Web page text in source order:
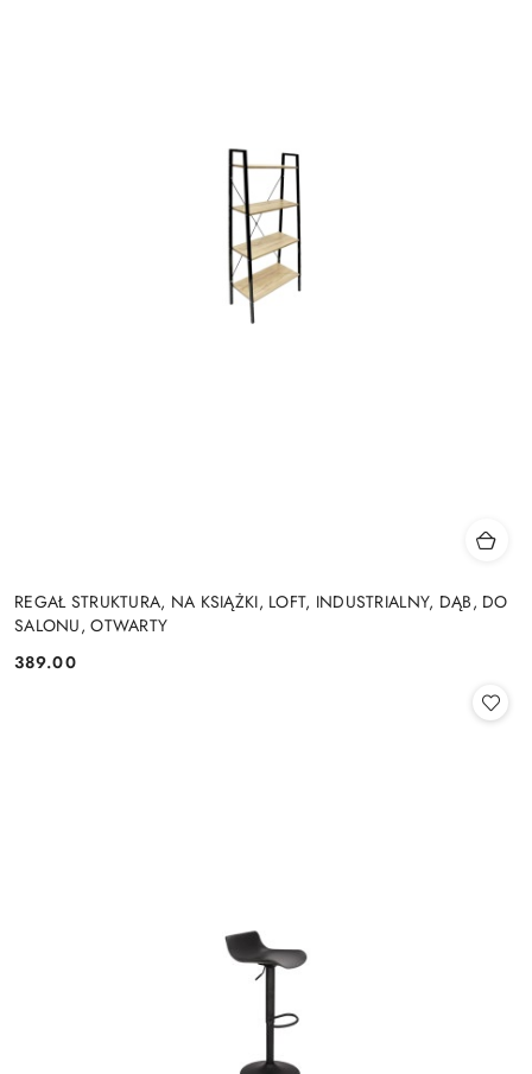
REGAŁ STRUKTURA, NA KSIĄŻKI, LOFT, INDUSTRIALNY, DĄB, DO
SALONU, OTWARTY
Cena:
389.00